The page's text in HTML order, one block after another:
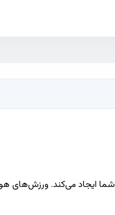
ایجاد می‌کند. ورزش‌های